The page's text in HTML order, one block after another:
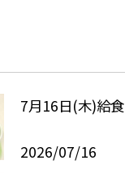
7月16日(木)給食
2026/07/16